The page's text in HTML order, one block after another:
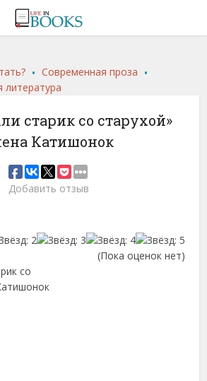
.Современная проза .
литература
старик со старухой»
Катишонок
Добавить отзыв
(Пока оценок нет)